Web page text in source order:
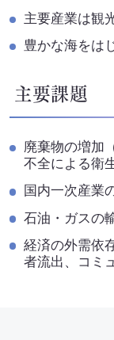
サステナ
循環資源
TOP
産業
取扱
主要産業は観
豊かな海をは
主要課題
廃棄物の増加
不全による衛
国内一次産業
石油・ガスの
経済の外需依
者流出、コミ